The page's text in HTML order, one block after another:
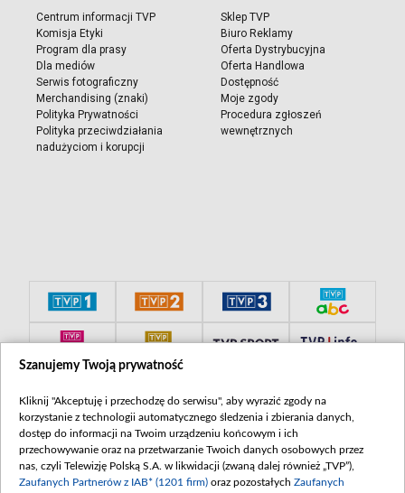
Centrum informacji TVP
Komisja Etyki
Program dla prasy
Dla mediów
Serwis fotograficzny
Merchandising (znaki)
Polityka Prywatności
Polityka przeciwdziałania
nadużyciom i korupcji
Sklep TVP
Biuro Reklamy
Oferta Dystrybucyjna
Oferta Handlowa
Dostępność
Moje zgody
Procedura zgłoszeń
wewnętrznych
Szanujemy Twoją prywatność
Kliknij "Akceptuję i przechodzę do serwisu", aby wyrazić zgody na
korzystanie z technologii automatycznego śledzenia i zbierania danych,
dostęp do informacji na Twoim urządzeniu końcowym i ich
przechowywanie oraz na przetwarzanie Twoich danych osobowych przez
nas, czyli Telewizję Polską S.A. w likwidacji (zwaną dalej również „TVP”),
Zaufanych Partnerów z IAB* (1201 firm) oraz pozostałych Zaufanych